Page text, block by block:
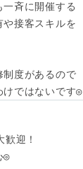
斉に開催する
接客スキルを
制度があるので
けではないです◎
迎！
◎